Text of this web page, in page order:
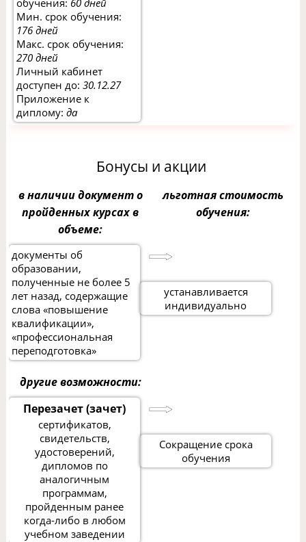
Мин. срок обучения:
176 дней
Макс. срок обучения:
270 дней
Личный кабинет
доступен до:30.12.27
Приложение к
диплому:да
Бонусы и акции
в наличии документ о
пройденных курсах в
объеме:
льготная стоимость
обучения:
документы об
образовании,
полученные не более 5
лет назад, содержащие
слова «повышение
квалификации»,
«профессиональная
переподготовка»
устанавливается
индивидуально
другие возможности:
Перезачет (зачет)
сертификатов,
свидетельств,
удостоверений,
дипломов по
аналогичным
программам,
пройденным ранее
когда-либо в любом
учебном заведении
Сокращение срока
обучения